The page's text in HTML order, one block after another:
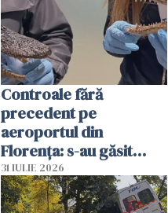
Controale fără
precedent pe
aeroportul din
Florența: s-au găsit
capete de aligator și o
sumă imensă de bani
31 IULIE 2026